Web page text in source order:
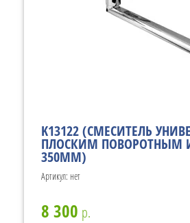
K13122 (СМЕСИТЕЛЬ
ПЛОСКИМ ПОВОРОТНЫМ
350ММ)
Артикул: нет
8 300 р.